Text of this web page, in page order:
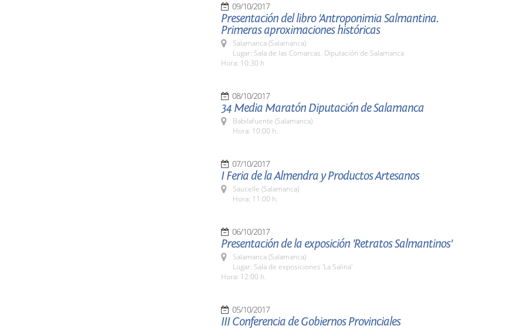
09/10/2017
Presentación del libro 'Antroponimia Salmantina.
Primeras aproximaciones históricas
Salamanca (Salamanca)
Lugar: Sala de las Comarcas. Diputación de Salamanca
Hora: 10:30 h
08/10/2017
34 Media Maratón Diputación de Salamanca
Babilafuente (Salamanca)
Hora: 10:00 h.
07/10/2017
I Feria de la Almendra y Productos Artesanos
Saucelle (Salamanca)
Hora: 11:00 h.
06/10/2017
Presentación de la exposición 'Retratos Salmantinos'
Salamanca (Salamanca)
Lugar: Sala de exposiciones 'La Salina'
Hora: 12:00 h.
05/10/2017
III Conferencia de Gobiernos Provinciales